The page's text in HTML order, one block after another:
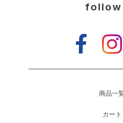
follow
商品一
カート